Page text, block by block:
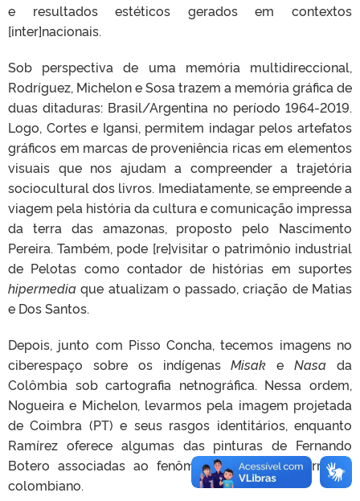
e resultados estéticos gerados em contextos
[inter]nacionais.
Sob perspectiva de uma memória multidireccional,
Rodríguez, Michelon e Sosa trazem a memória gráfica de
duas ditaduras: Brasil/Argentina no período 1964-2019.
Logo, Cortes e Igansi, permitem indagar pelos artefatos
gráficos em marcas de proveniência ricas em elementos
visuais que nos ajudam a compreender a trajetória
sociocultural dos livros. Imediatamente, se empreende a
viagem pela história da cultura e comunicação impressa
da terra das amazonas, proposto pelo Nascimento
Pereira.Também, pode [re]visitar o patrimônio industrial
de Pelotas como contador de histórias em suportes
hipermediaque atualizam o passado, criação de Matias
e Dos Santos.
Depois, junto com Pisso Concha, tecemos imagens no
ciberespaço sobre os indígenasMisak eNasa da
Colômbia sob cartografia netnográfica. Nessa ordem,
Nogueira e Michelon, levarmos pela imagem projetada
de Coimbra (PT) e seus rasgos identitários, enquanto
Ramírez oferece algumas das pinturas de Fernando
Botero associadas ao fenômeno do conflito armado
colombiano.